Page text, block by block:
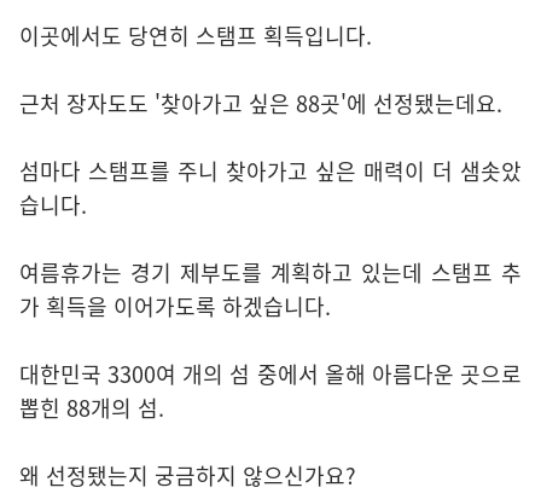
이곳에서도 당연히 스탬프 획득입니다.
근처 장자도도 '찾아가고 싶은 88곳'에 선정됐는데요.
섬마다 스탬프를 주니 찾아가고 싶은 매력이 더 샘솟았
습니다.
여름휴가는 경기 제부도를 계획하고 있는데 스탬프 추
가 획득을 이어가도록 하겠습니다.
대한민국 3300여 개의 섬 중에서 올해 아름다운 곳으로
뽑힌 88개의 섬.
왜 선정됐는지 궁금하지 않으신가요?